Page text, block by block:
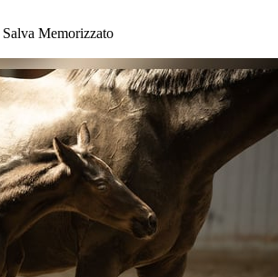
Salva Memorizzato